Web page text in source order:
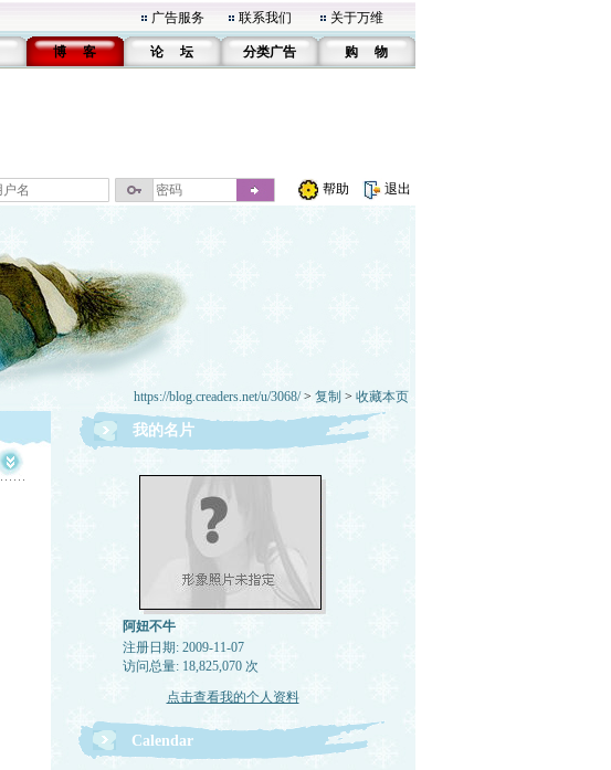
广告服务 联系我们 关于万维
博 客 论 坛 分类广告 购 物
帮助 退出
https://blog.creaders.net/u/3068/> 复制 > 收藏本页
我的名片
阿妞不牛
注册日期: 2009-11-07
访问总量: 18,825,070 次
点击查看我的个人资料
Calendar